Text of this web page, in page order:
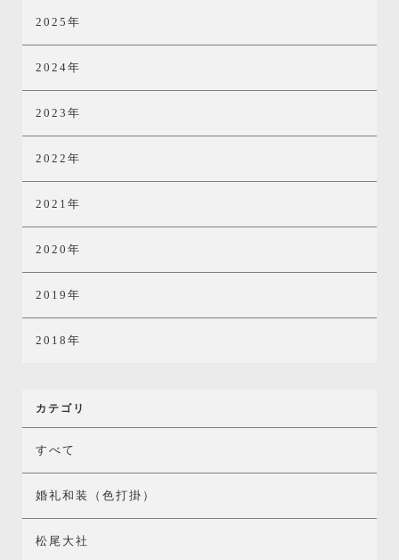
2025年
2024年
2023年
2022年
2021年
2020年
2019年
2018年
カテゴリ
すべて
婚礼和装（色打掛）
松尾大社